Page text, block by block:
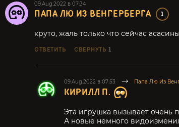
09.Aug.2022 в 07:34
ПАПА ЛЮ ИЗ ВЕНГЕРБЕРГА 1
круто, жаль только что сейчас
ОТВЕТИТЬ СВЕРНУТЬ 1
09.Aug.2022 в 07:53 Папа Лю Из
КИРИЛЛ П.
Эта игрушка вызывает очень
А новые немного